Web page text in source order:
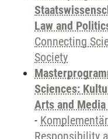
Law and
Connecting
Society
Sciences:
Arts and
-
Responsibility